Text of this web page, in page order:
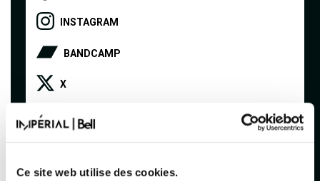
Ce site web utilise des cookies.
INSTAGRAM
BANDCAMP
X
SOUNDCLOUD
SITE OFFICIEL
VIDÉO OFFICIELLE